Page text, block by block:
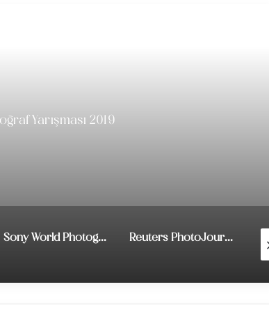
Yarışması 2019
Sony World Photography Awards Student Competition Reuters PhotoJournalism Grant